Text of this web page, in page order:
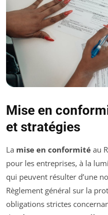
Mise en
et stratégies
La mise en conformité au
pour les entreprises, à la
qui peuvent résulter d’une
Règlement général sur la
obligations strictes